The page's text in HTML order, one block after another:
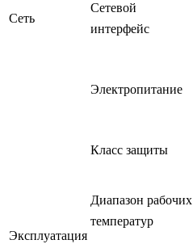
Сеть
Сетевой
интерфейс
Эксплуатация
Электропитание
Класс защиты
Диапазон рабочих
температур